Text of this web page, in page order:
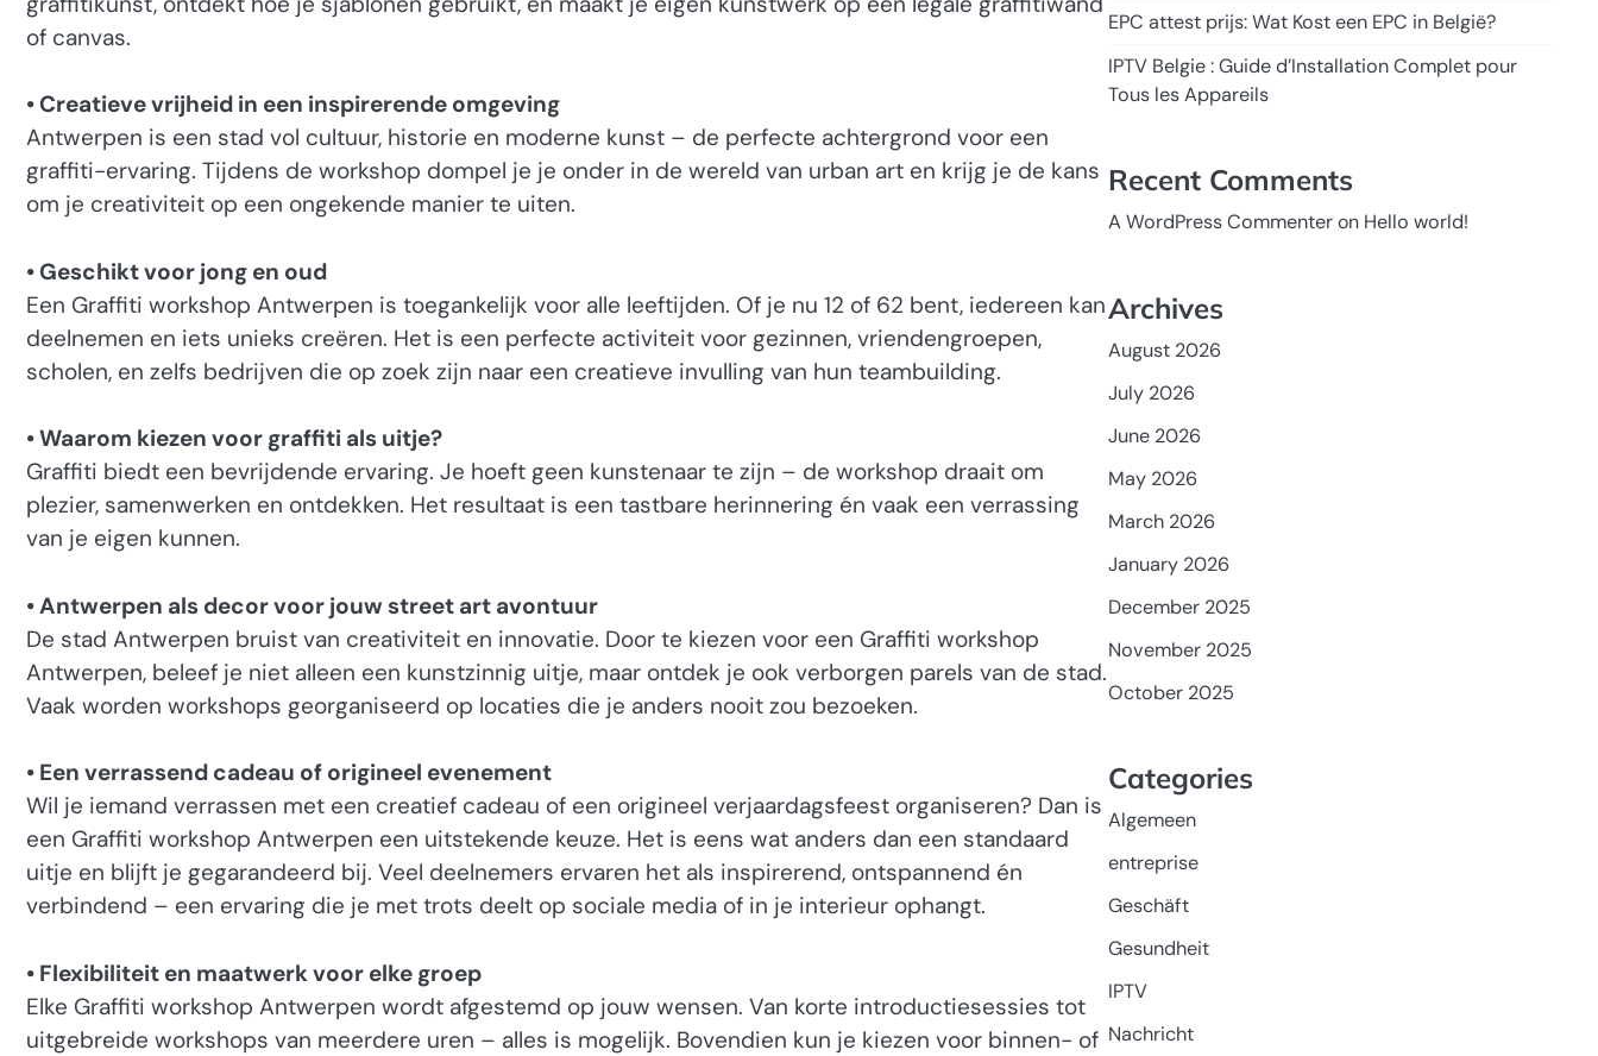
of canvas.
• Creatieve vrijheid in een inspirerende omgeving
Antwerpen is een stad vol cultuur, historie en moderne kunst – de perfecte achtergrond voor een
graffiti-ervaring. Tijdens de workshop dompel je je onder in de wereld van urban art en krijg je de kans
om je creativiteit op een ongekende manier te uiten.
• Geschikt voor jong en oud
Een Graffiti workshop Antwerpen is toegankelijk voor alle leeftijden. Of je nu 12 of 62 bent, iedereen kan
deelnemen en iets unieks creëren. Het is een perfecte activiteit voor gezinnen, vriendengroepen,
scholen, en zelfs bedrijven die op zoek zijn naar een creatieve invulling van hun teambuilding.
• Waarom kiezen voor graffiti als uitje?
Graffiti biedt een bevrijdende ervaring. Je hoeft geen kunstenaar te zijn – de workshop draait om
plezier, samenwerken en ontdekken. Het resultaat is een tastbare herinnering én vaak een verrassing
van je eigen kunnen.
• Antwerpen als decor voor jouw street art avontuur
De stad Antwerpen bruist van creativiteit en innovatie. Door te kiezen voor een Graffiti workshop
Antwerpen, beleef je niet alleen een kunstzinnig uitje, maar ontdek je ook verborgen parels van de stad.
Vaak worden workshops georganiseerd op locaties die je anders nooit zou bezoeken.
• Een verrassend cadeau of origineel evenement
Wil je iemand verrassen met een creatief cadeau of een origineel verjaardagsfeest organiseren? Dan is
een Graffiti workshop Antwerpen een uitstekende keuze. Het is eens wat anders dan een standaard
uitje en blijft je gegarandeerd bij. Veel deelnemers ervaren het als inspirerend, ontspannend én
verbindend – een ervaring die je met trots deelt op sociale media of in je interieur ophangt.
• Flexibiliteit en maatwerk voor elke groep
Elke Graffiti workshop Antwerpen wordt afgestemd op jouw wensen. Van korte introductiesessies tot
uitgebreide workshops van meerdere uren – alles is mogelijk. Bovendien kun je kiezen voor binnen- of
EPC attest prijs: Wat Kost een EPC in België?
IPTV Belgie : Guide d’Installation Complet pour
Tous les Appareils
Recent Comments
A WordPress Commenteron Hello world!
Archives
August 2026
July 2026
June 2026
May 2026
March 2026
January 2026
December 2025
November 2025
October 2025
Categories
Algemeen
entreprise
Geschäft
Gesundheit
IPTV
Nachricht